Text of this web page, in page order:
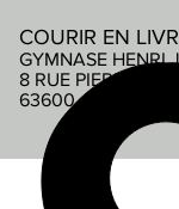
COURIR EN
GYMNASE HENRI
8 RUE PIERRE DE
63600 AMBERT